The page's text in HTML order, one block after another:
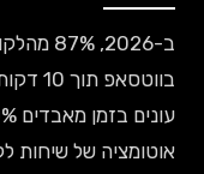
ב-2026,
אוטומציה של שיחות